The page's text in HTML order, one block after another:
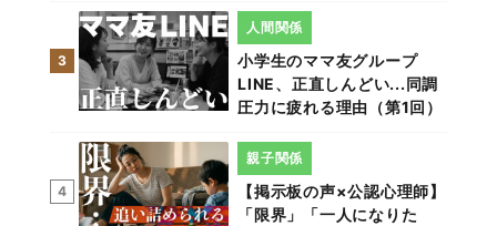
3
小学生のママ友グループ
LINE、正直しんどい...同調
圧力に疲れる理由（第1回）
人間関係
4
【掲示板の声×公認心理師】
「限界」「一人になりた
親子関係